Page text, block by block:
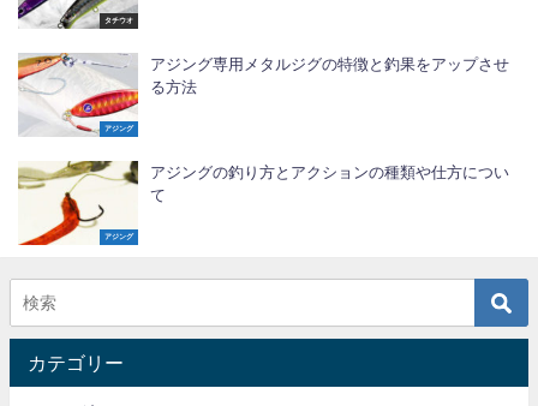
タチウオ
アジング
アジング専用メタルジグの特徴と釣果をアップさせ
る方法
アジング
アジングの釣り方とアクションの種類や仕方につい
て
カテゴリー